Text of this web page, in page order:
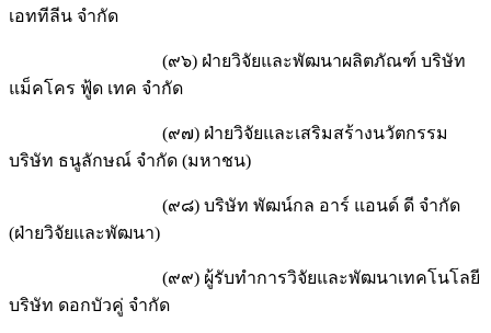
เอททีลีน จำกัด
(๙๖) ฝ่ายวิจัยและพัฒนาผลิตภัณฑ์ บริษัท
แม็คโคร ฟู้ด เทค จำกัด
(๙๗) ฝ่ายวิจัยและเสริมสร้างนวัตกรรม
บริษัท ธนูลักษณ์ จำกัด (มหาชน)
(๙๘) บริษัท พัฒน์กล อาร์ แอนด์ ดี จำกัด
(ฝ่ายวิจัยและพัฒนา)
(๙๙) ผู้รับทำการวิจัยและพัฒนาเทคโนโลยี
บริษัท ดอกบัวคู่ จำกัด